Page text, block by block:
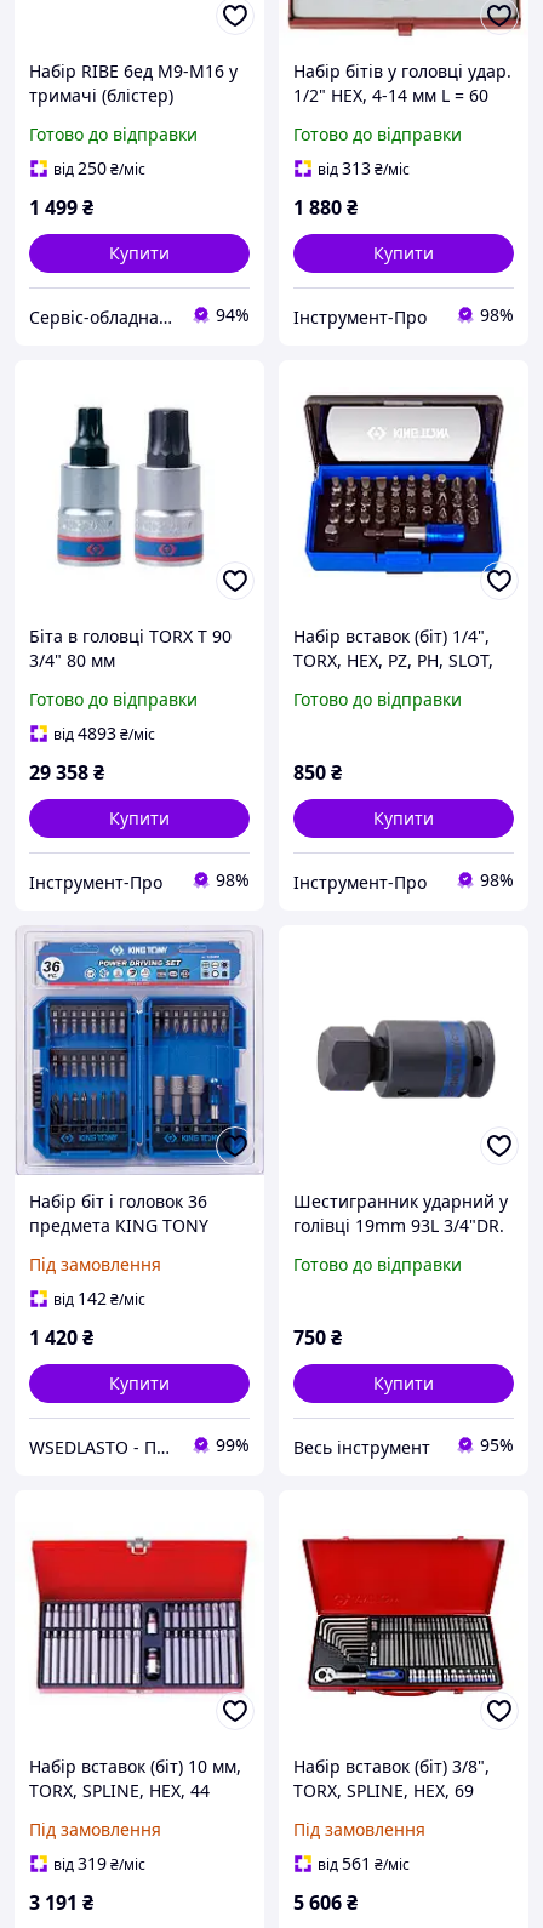
Набір RIBE 6ед М9-М16 у
тримачі (блістер)
Готово до відправки
від250₴/міс
1 499₴
Купити
Сервіс-обладнання 94%
Набір бітів у головці удар.
1/2" HEX, 4-14 мм L = 60
4407MP
Готово до відправки
від313₴/міс
1 880₴
Купити
Інструмент-Про 98%
Біта в головці TORX Т 90
3/4" 80 мм
Готово до відправки
від4893₴/міс
29 358₴
Купити
Інструмент-Про 98%
Набір вставок (біт) 1/4",
TORX, HEX, PZ, PH, SLOT,
Готово до відправки
850₴
Купити
Інструмент-Про 98%
Набір біт і головок 36
предмета KING TONY
Під замовлення
від 142₴/міс
1 420₴
Купити
WSEDLASTO - Продаж автосервісного обладнання в Україні 99%
Шестигранник ударний у
голівці 19mm 93L 3/4"DR.
Готово до відправки
750₴
Купити
Весь інструмент 95%
Набір вставок (біт) 10 мм,
TORX, SPLINE, HEX, 44
1044CQ
Під замовлення
від319₴/міс
3 191 ₴
Набір вставок (біт) 3/8",
TORX, SPLINE, HEX, 69
5169PR
Під замовлення
від561 ₴/міс
5 606₴